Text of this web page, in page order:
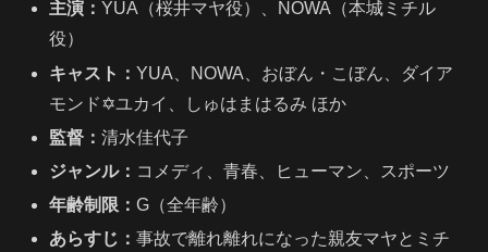
主演：YUA（桜井マヤ役）、NOWA（本城ミチル
役）
キャスト：YUA、NOWA、おぼん・こぼん、ダイア
モンド✡ユカイ、しゅはまはるみ ほか
監督：清水佳代子
ジャンル： コメディ、青春、ヒューマン、スポーツ
年齢制限：G（全年齢）
あらすじ：事故で離れ離れになった親友マヤとミチ